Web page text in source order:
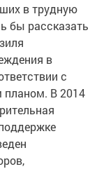
в трудную
бы рассказать
в
с
планом. В 2014